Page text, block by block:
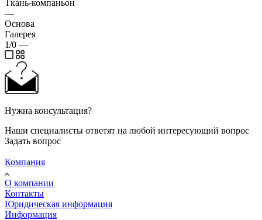
Ткань-компаньон
—
Основа
Галерея
1/0 —
Нужна консультация?
Наши специалисты ответят на любой интересующий вопрос
Задать вопрос
Компания
О компании
Контакты
Юридическая информация
Информация